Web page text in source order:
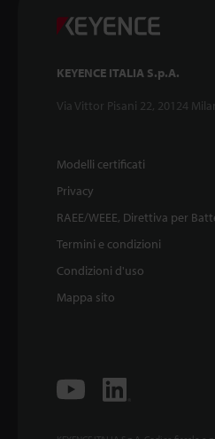
KEYENCE ITALIA S.p.A.
Via Vittor Pisani 22, 20124
Modelli certificati
Privacy
RAEE/WEEE, Direttiva per
Termini e condizioni
Condizioni d'uso
Mappa sito